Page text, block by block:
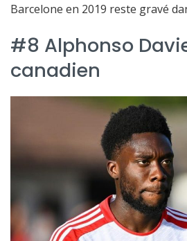
Barcelone en 2019 reste gravé
#8 Alphonso
canadien